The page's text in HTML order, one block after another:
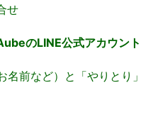
せ
のLINE公式アカウント
名前など）と「やりとり